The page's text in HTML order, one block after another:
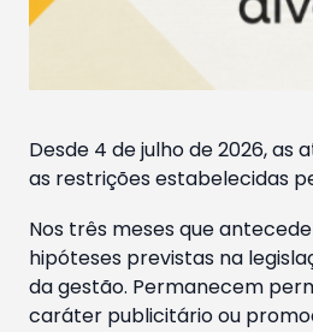
Desde 4 de julho de 2026,
as restrições estabelecidas
Nos três meses que
hipóteses previstas na
da gestão. Permanecem
caráter publicitário ou